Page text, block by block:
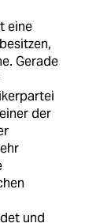
eine
Gerade
der
und